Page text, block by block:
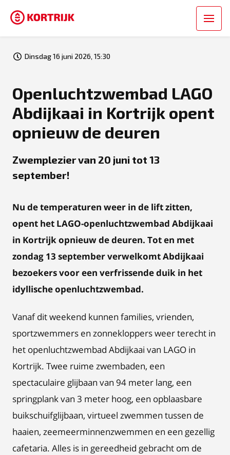
Dinsdag 16 juni 2026, 15:30
Openluchtzwembad LAGO
Abdijkaai in Kortrijk opent
opnieuw de deuren
Zwemplezier van 20 juni tot 13
september!
Nu de temperaturen weer in de lift zitten,
opent het LAGO-openluchtzwembad Abdijkaai
in Kortrijk opnieuw de deuren. Tot en met
zondag 13 september verwelkomt Abdijkaai
bezoekers voor een verfrissende duik in het
idyllische openluchtzwembad.
Vanaf dit weekend kunnen families, vrienden,
sportzwemmers en zonnekloppers weer terecht in
het openluchtzwembad Abdijkaai van LAGO in
Kortrijk. Twee ruime zwembaden, een
spectaculaire glijbaan van 94 meter lang, een
springplank van 3 meter hoog, een opblaasbare
buikschuifglijbaan, virtueel zwemmen tussen de
haaien, zeemeerminnenzwemmen en een gezellig
cafetaria. Alles is in gereedheid gebracht om de